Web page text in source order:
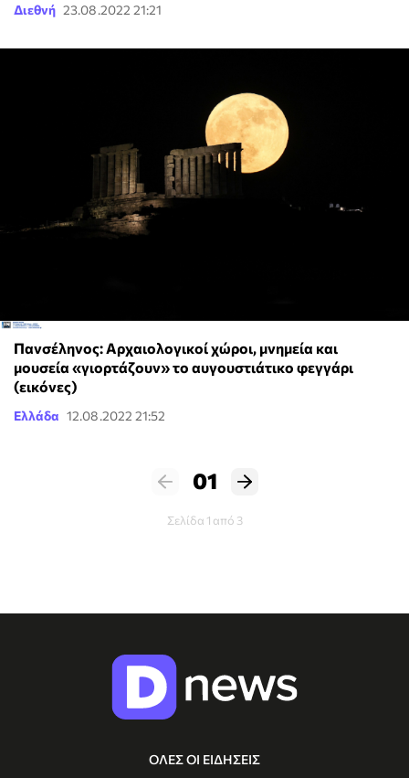
Διεθνή 23.08.2022 21:21
Πανσέληνος: Αρχαιολογικοί χώροι, μνημεία και
μουσεία «γιορτάζουν» το αυγουστιάτικο φεγγάρι
(εικόνες)
Ελλάδα 12.08.2022 21:52
01
Σελίδα 1 από 3
ΟΛΕΣ ΟΙ ΕΙΔΗΣΕΙΣ